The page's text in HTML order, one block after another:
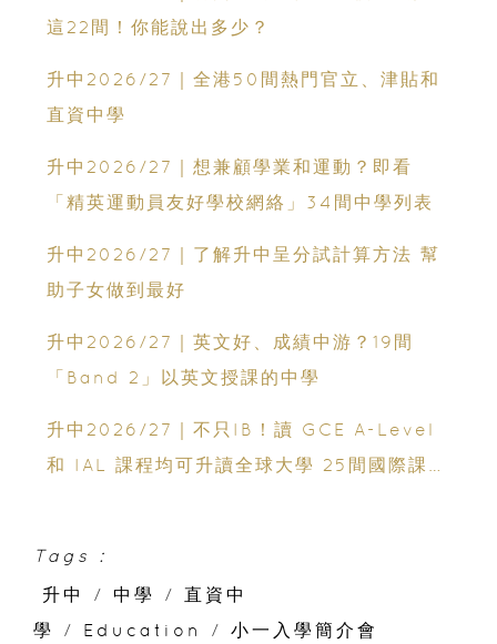
這22間！你能說出多少？
升中2026/27｜全港50間熱門官立、津貼和
直資中學
升中2026/27｜想兼顧學業和運動？即看
「精英運動員友好學校網絡」34間中學列表
升中2026/27｜了解升中呈分試計算方法 幫
助子女做到最好
升中2026/27｜英文好、成績中游？19間
「Band 2」以英文授課的中學
升中2026/27｜不只IB！讀 GCE A-Level
和 IAL 課程均可升讀全球大學 25間國際課程
Tags :
升中
/ 中學 /
直資中
學
/ Education / 小一入學簡介會